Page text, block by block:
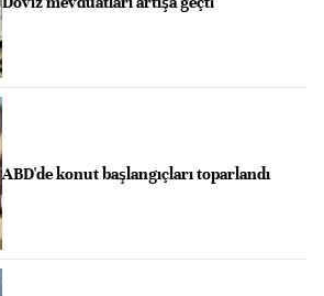
ABD'de konut başlangıçları toparlandı